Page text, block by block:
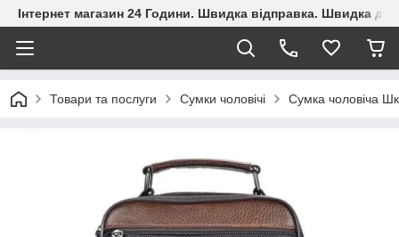
Інтернет магазин 24 Години. Швидка відправка. Швидка
Товари та послуги Сумки чоловічі Сумка чоловіча